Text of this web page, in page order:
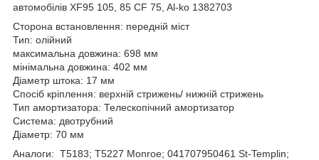
автомобілів XF95 105, 85 CF 75, Al-ko 1382703
Сторона встановлення: передній міст
Тип: олійний
максимальна довжина: 698 мм
мінімальна довжина: 402 мм
Діаметр штока: 17 мм
Спосіб кріплення: верхній стрижень/ нижній стрижень
Тип амортизатора: Телескопічний амортизатор
Система: двотрубний
Діаметр: 70 мм
Аналоги: T5183; T5227 Monroe; 041707950461 St-Templin;